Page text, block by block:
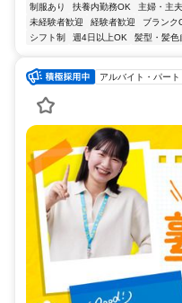
制服あり 扶養内勤務OK 主婦・主
未経験者歓迎
経験者歓迎 ブランク
シフト制
週4日以上OK 髪型・髪色
アルバイト・パート